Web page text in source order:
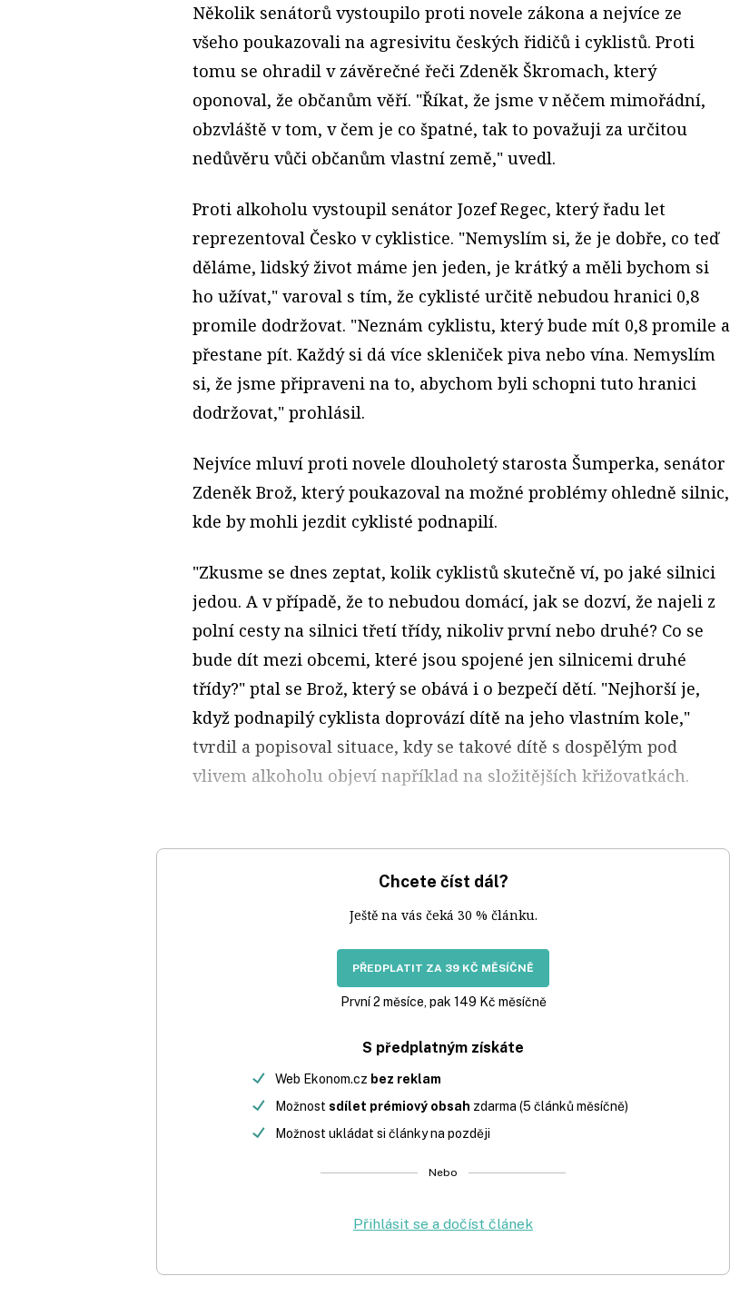
Několik senátorů vystoupilo proti novele zákona a nejvíce ze
všeho poukazovali na agresivitu českých řidičů i cyklistů. Proti
tomu se ohradil v závěrečné řeči Zdeněk Škromach, který
oponoval, že občanům věří. "Říkat, že jsme v něčem mimořádní,
obzvláště v tom, v čem je co špatné, tak to považuji za určitou
nedůvěru vůči občanům vlastní země," uvedl.
Proti alkoholu vystoupil senátor Jozef Regec, který řadu let
reprezentoval Česko v cyklistice. "Nemyslím si, že je dobře, co teď
děláme, lidský život máme jen jeden, je krátký a měli bychom si
ho užívat," varoval s tím, že cyklisté určitě nebudou hranici 0,8
promile dodržovat. "Neznám cyklistu, který bude mít 0,8 promile a
přestane pít. Každý si dá více skleniček piva nebo vína. Nemyslím
si, že jsme připraveni na to, abychom byli schopni tuto hranici
dodržovat," prohlásil.
Nejvíce mluví proti novele dlouholetý starosta Šumperka, senátor
Zdeněk Brož, který poukazoval na možné problémy ohledně silnic,
kde by mohli jezdit cyklisté podnapilí.
"Zkusme se dnes zeptat, kolik cyklistů skutečně ví, po jaké silnici
jedou. A v případě, že to nebudou domácí, jak se dozví, že najeli z
polní cesty na silnici třetí třídy, nikoliv první nebo druhé? Co se
bude dít mezi obcemi, které jsou spojené jen silnicemi druhé
třídy?" ptal se Brož, který se obává i o bezpečí dětí. "Nejhorší je,
když podnapilý cyklista doprovází dítě na jeho vlastním kole,"
tvrdil a popisoval situace, kdy se takové dítě s dospělým pod
vlivem alkoholu objeví například na složitějších křižovatkách.
Chcete číst dál?
Ještě na vás čeká 30 % článku.
PŘEDPLATIT ZA 39 KČ MĚSÍČNĚ
První 2 měsíce, pak 149 Kč měsíčně
S předplatným získáte
Web Ekonom.cz bez reklam
Možnost sdílet prémiový obsah zdarma (5 článků měsíčně)
Možnost ukládat si články na později
Nebo
Přihlásit se a dočíst článek